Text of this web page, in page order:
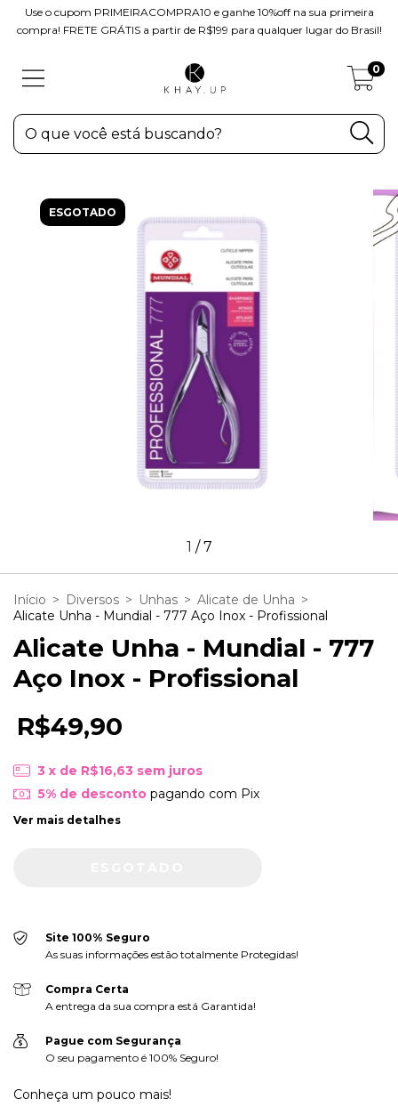
Use o cupom PRIMEIRACOMPRA10 e ganhe 10%off na sua primeira
compra! FRETE GRÁTIS a partir de R$199 para qualquer lugar do Brasil!
0
ESGOTADO
1 /7
Início > Diversos > Unhas > Alicate de Unha >
Alicate Unha - Mundial - 777 Aço Inox - Profissional
Alicate Unha - Mundial - 777
Aço Inox - Profissional
R$49,90
3 x de R$16,63 sem juros
5% de descontopagando com Pix
Ver mais detalhes
Site 100% Seguro
As suas informações estão totalmente Protegidas!
Compra Certa
A entrega da sua compra está Garantida!
Pague com Segurança
O seu pagamento é 100% Seguro!
Conheça um pouco mais!